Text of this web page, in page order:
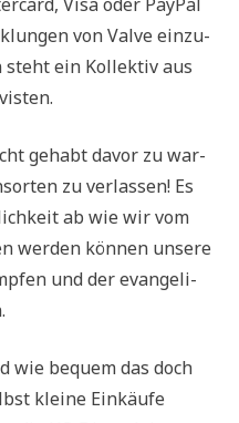
von Val­ve ein­zu­
ein Kol­lek­tiv aus
gehabt davor zu war­
zu ver­las­sen! Es
ab wie wir vom
wer­den kön­nen unse­re
und der evan­ge­li­
wie bequem das doch
klei­ne Ein­käu­fe